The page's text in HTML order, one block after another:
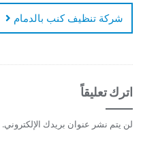
شركة تنظيف كنب بالدمام 0539351448
اترك تعليقاً
لن يتم نشر عنوان بريدك الإلكتروني.